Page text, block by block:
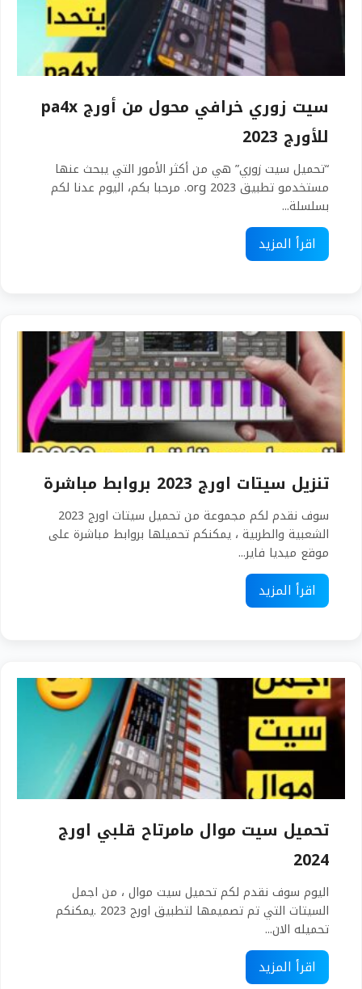
سيت زوري خرافي محول من أورج pa4x
للأورج 2023
“تحميل سيت زوري” هي من أكثر الأمور التي يبحث عنها
مستخدمو تطبيق org 2023. مرحبا بكم، اليوم عدنا لكم
بسلسلة...
اقرأ المزيد
تنزيل سيتات اورج 2023 بروابط مباشرة
سوف نقدم لكم مجموعة من تحميل سيتات اورج 2023
الشعبية والطربية ، يمكنكم تحميلها بروابط مباشرة على
موقع ميديا فاير...
اقرأ المزيد
تحميل سيت موال مامرتاح قلبي اورج
2024
اليوم سوف نقدم لكم تحميل سيت موال ، من اجمل
السيتات التي تم تصميمها لتطبيق اورج 2023 .يمكنكم
تحميله الان...
اقرأ المزيد